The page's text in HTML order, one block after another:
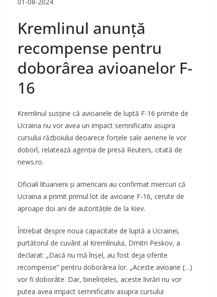
Kremlinul anunță
recompense pentru
doborârea avioanelor F-
16
Kremlinul susține că avioanele de luptă F-16 primite de
Ucraina nu vor avea un impact semnificativ asupra
cursului războiului deoarece forțele sale aeriene le vor
doborî, relatează agenția de presă Reuters, citată de
news.ro.
Oficiali lituanieni şi americani au confirmat miercuri că
Ucraina a primit primul lot de avioane F-16, cerute de
aproape doi ani de autoritățile de la Kiev.
Întrebat despre noua capacitate de luptă a Ucrainei,
purtătorul de cuvânt al Kremlinului, Dmitri Peskov, a
declarat: „Dacă nu mă înşel, au fost deja oferite
recompense” pentru doborârea lor. „Aceste avioane (…)
vor fi doborâte. Dar, bineînţeles, aceste livrări nu vor
putea avea impact semnificativ asupra cursului